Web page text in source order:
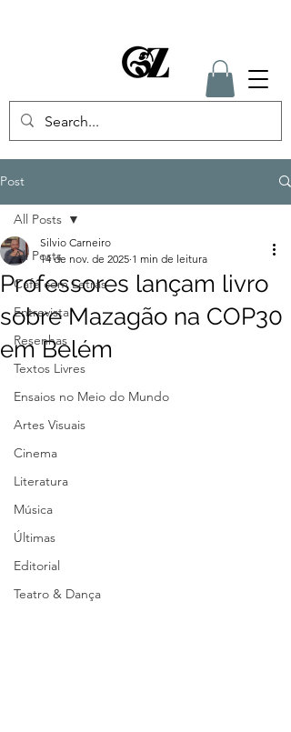
Post
All Posts
Café com Letras
Entrevista
Resenhas
Textos Livres
Ensaios no Meio do Mundo
Artes Visuais
Cinema
Literatura
Música
Últimas
Editorial
Teatro & Dança
All Posts
Professores lançam livro
sobre Mazagão na COP30
em Belém
Silvio Carneiro
14 de nov. de 2025 1 min de leitura